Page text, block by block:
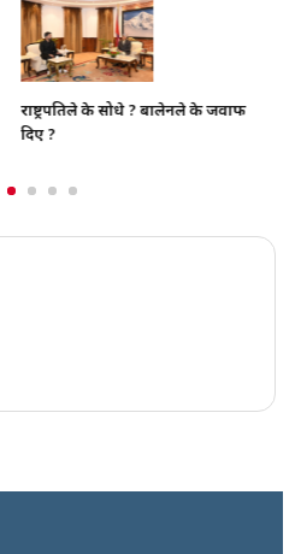
क्रियाकलापप्रति सरकार पूर्ण रुपमा सचेत
छ